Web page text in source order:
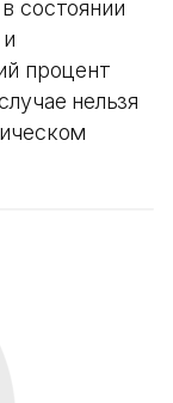
состоянии
процент
нельзя